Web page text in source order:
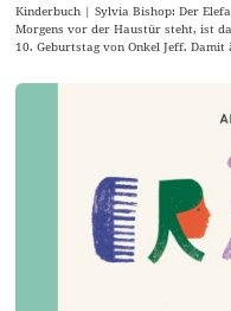
Kinderbuch | Sylvia Bishop: Der
Morgens vor der Haustür steht, ist
10. Geburtstag von Onkel Jeff. Damit